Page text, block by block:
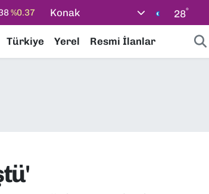
%0.01
%-0.02
Konak 28°
Türkiye Yerel Resmi İlanlar